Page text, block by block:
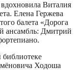
Виталия
Елена Гержева
балета «Дорога
ансамбль: Дмитрий
Ходоша